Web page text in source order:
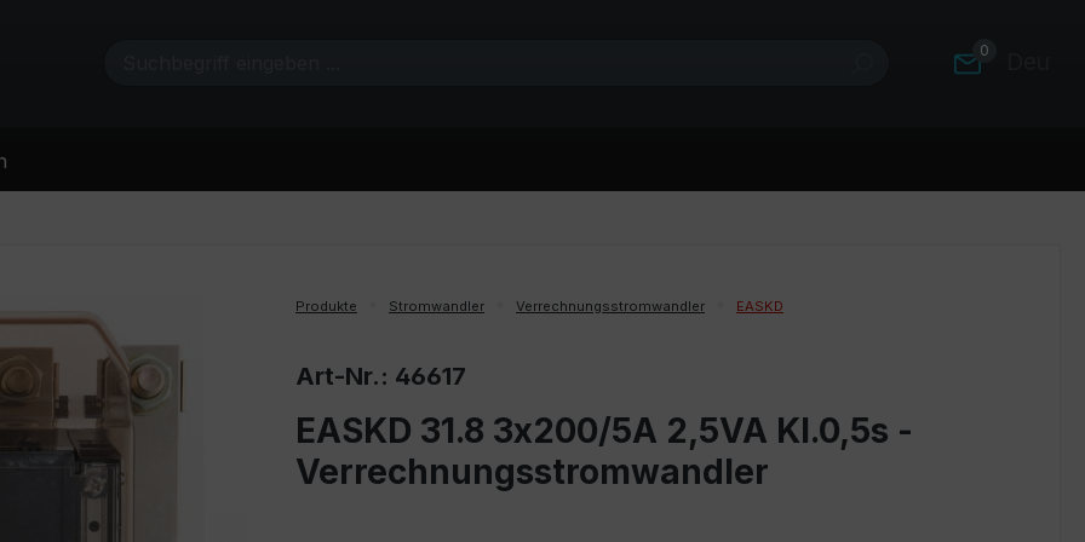
0
Produkte Stromwandler Verrechnungsstromwandler EASKD
Art-Nr.: 46617
EASKD 31.8 3x200/5A 2,5VA Kl.0,5s -
Verrechnungsstromwandler